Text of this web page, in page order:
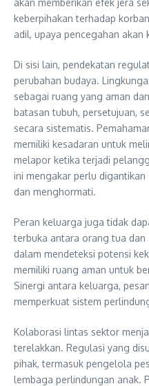
keberpihakan terhadap
adil, upaya pencegahan akan
Di sisi lain, pendekatan
perubahan budaya.
sebagai ruang yang aman
batasan tubuh, persetujuan,
secara sistematis.
memiliki kesadaran untuk
melapor ketika terjadi
ini mengakar perlu
dan menghormati.
Peran keluarga juga tidak
terbuka antara orang tua
dalam mendeteksi potensi
memiliki ruang aman untuk
Sinergi antara keluarga,
memperkuat sistem
Kolaborasi lintas sektor
terelakkan. Regulasi yang
pihak, termasuk pengelola
lembaga perlindungan anak.